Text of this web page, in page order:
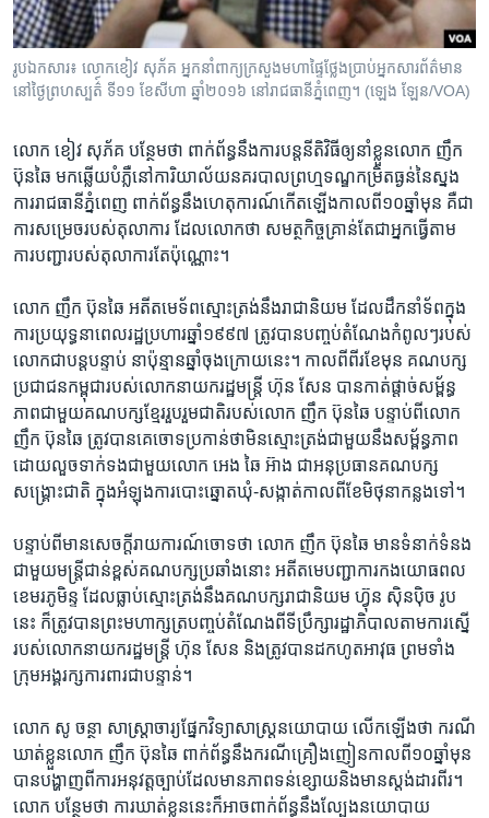
រូបឯកសារ៖ លោក​ខៀវ សុភ័គ អ្នកនាំពាក្យ​ក្រសួង​មហាផ្ទៃ​ថ្លែង​ប្រាប់​អ្នកសារព័ត៌មាន​
នៅ​ថ្ងៃ​ព្រហស្បត៌៍ ទី​១១ ខែ​សីហា ឆ្នាំ​២០១៦​ នៅ​រាជធានី​ភ្នំពេញ​។ (ឡេង ឡែន/VOA)
លោក​ ​ខៀវ សុភ័គ​ ​បន្ថែម​ថា​ ​ពាក់ព័ន្ធ​នឹង​ការ​បន្ត​នីតិវិធី​ឲ្យ​នាំខ្លួនលោក​ ​ញឹក
ប៊ុនឆៃ​ ​មកឆ្លើយបំភ្លឺ​នៅ​ការិយាល័យ​នគរបាល​ព្រហ្មទណ្ឌ​កម្រិត​ធ្ងន់​នៃ​ស្នង
ការ​រាជធានី​ភ្នំពេញ​ ​ពាក់ព័ន្ធ​នឹងហេតុ​ការណ៍​កើត​ឡើងកាលពី​១០ឆ្នាំ​មុន គឺជា
ការ​សម្រេច​របស់​តុលាការ​ ​ដែល​លោកថា​ ​សមត្ថកិច្ច​គ្រាន់​តែ​ជា​អ្នក​ធ្វើ​តាម​
ការ​បញ្ជា​របស់​តុលាការ​តែប៉ុណ្ណោះ។
លោក​ ​ញឹក ប៊ុនឆៃ​ ​អតីត​មេទ័ព​ស្មោះត្រង់​នឹង​រាជានិយម​ ​ដែល​ដឹកនាំ​ទ័ព​ក្នុង​
ការ​ប្រយុទ្ធ​នា​ពេល​រដ្ឋ​ប្រហារ​ឆ្នាំ​១៩៩៧​ ​ត្រូវ​បាន​បញ្ចប់​តំណែង​កំពូលៗ​របស់​
លោកជា​បន្តបន្ទាប់​ នា​ប៉ុន្មាន​ឆ្នាំ​ចុង​ក្រោយ​នេះ។​ ​កាលពី​ពីរ​ខែ​មុន​ ​គណបក្ស​
ប្រជាជន​កម្ពុជា​របស់​លោក​នាយក​រដ្ឋមន្រ្តី​ ​ហ៊ុន សែន​ ​បាន​កាត់​ផ្តាច់​សម្ព័ន្ធ​
ភាព​ជា​មួយ​គណបក្ស​ខ្មែរ​រួបរួម​ជាតិ​របស់លោក​ ​ញឹក ប៊ុនឆៃ បន្ទាប់ពី​លោក​ ​
ញឹក ប៊ុនឆៃ​ ​ត្រូវ​បាន​គេ​ចោទ​ប្រកាន់​ថា​មិន​ស្មោះត្រង់​ជាមួយ​នឹង​សម្ព័ន្ធ​ភាព​ ​
ដោយលួច​ទាក់ទងជា​មួយ​លោក​ ​អេង ឆៃ អ៊ាង​ ​ជា​អនុ​ប្រធាន​គណបក្ស​
សង្គ្រោះ​ជាតិ​ ​ក្នុង​អំឡុង​ការ​បោះឆ្នោត​ឃុំ-សង្កាត់​កាលពី​ខែ​មិថុនា​កន្លង​ទៅ។
បន្ទាប់​ពី​មាន​សេចក្តី​រាយការណ៍​ចោទថា​ ​លោក​ ​ញឹក ប៊ុនឆៃ​ ​មាន​ទំនាក់​ទំនង​
ជា​មួយ​មន្ត្រី​ជាន់​ខ្ពស់​គណបក្ស​ប្រឆាំង​នោះ​ ​អតីត​មេ​បញ្ជាការ​កង​យោធពល​
ខេមរភូមិន្ទ​ ​ដែល​ធ្លាប់​ស្មោះត្រង់​នឹង​គណបក្សរាជានិយម​ ​ហ៊្វុន ស៊ិនប៉ិច​ ​រូប
នេះ​ ក៏​ត្រូវ​បានព្រះ​មហាក្សត្រ​បញ្ចប់​តំណែងពី​ទីប្រឹក្សា​រដ្ឋា​ភិបាលតាមការ​ស្នើ​
របស់​លោក​នាយក​រដ្ឋ​មន្ត្រី​ ​ហ៊ុន សែន​ ​និងត្រូវ​បានដក​ហូត​អាវុធ​ ​ព្រម​ទាំង
ក្រុម​អង្គរក្ស​ការពារ​ជា​បន្ទាន់។​
​លោក​ ​សូ ចន្ថា​ ​សាស្រ្តាចារ្យ​ផ្នែក​វិទ្យាសាស្រ្ត​នយោបាយ​ ​លើក​ឡើង​ថា​ ​ករណី​
ឃាត់​ខ្លួន​លោក ញឹក ប៊ុនឆៃ​ ​ពាក់ព័ន្ធ​នឹងករណី​គ្រឿង​ញៀន​កាល​ពី​១០ឆ្នាំ​មុន​ ​
បាន​បង្ហាញ​ពីការ​អនុវត្តច្បាប់​ដែល​មាន​ភាព​ទន់ខ្សោយ​និង​មាន​ស្តង់ដារ​ពីរ។​ ​
លោក ​បន្ថែម​ថា​ ​ការ​ឃាត់​ខ្លួន​នេះ​ក៏​អាច​ពាក់ព័ន្ធ​នឹង​ល្បែង​នយោ​បាយ​ ​